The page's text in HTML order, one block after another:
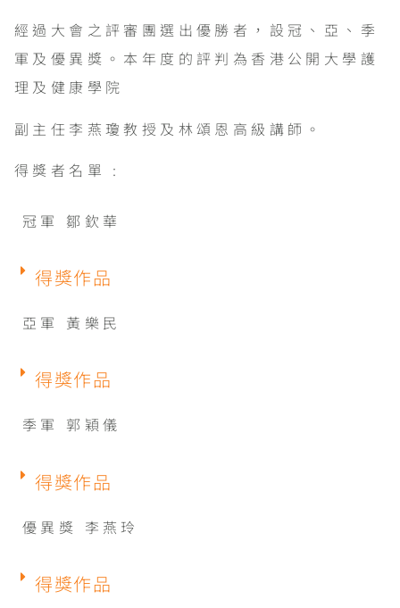
經過大會之評審團選出優勝者，設冠、亞、季
軍及優異獎。本年度的評判為香港公開大學護
理及健康學院
副主任李燕瓊教授及林頌恩高級講師。
得獎者名單 :
冠軍 鄒欽華
得獎作品
亞軍 黃樂民
得獎作品
季軍 郭穎儀
得獎作品
優異獎 李燕玲
得獎作品